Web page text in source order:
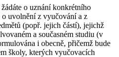
o uznání konkrétního
o uvolnění z vyučování a z
(popř. jejich částí), jejichž
a současném studiu (v
i obecně, přičemž bude
školy, kterých vyučovacích